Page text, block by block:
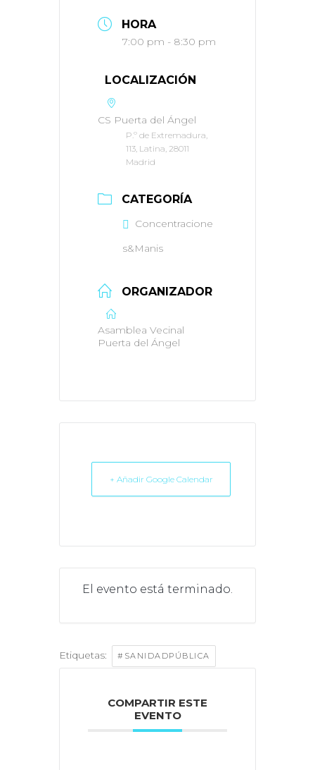
HORA
7:00 pm - 8:30 pm
LOCALIZACIÓN
CS Puerta del Ángel
P.º de Extremadura,
113, Latina, 28011
Madrid
CATEGORÍA
Concentracione
s&Manis
ORGANIZADOR
Asamblea Vecinal
Puerta del Ángel
+ Añadir Google Calendar
El evento está terminado.
Etiquetas: #SANIDADPÚBLICA
COMPARTIR ESTE
EVENTO